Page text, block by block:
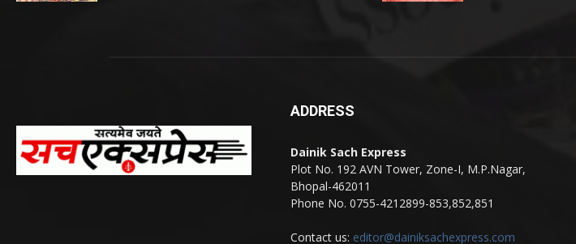
ADDRESS
Dainik Sach Express
Plot No. 192 AVN Tower, Zone-I, M.P.Nagar,
Bhopal-462011
Phone No. 0755-4212899-853,852,851
Contact us: editor@dainiksachexpress.com